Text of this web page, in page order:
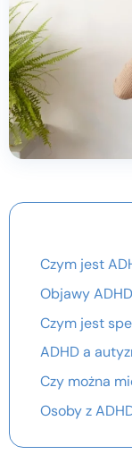
Czym jest
Objawy ADHD
Czym jest
ADHD a
Czy można
Osoby z